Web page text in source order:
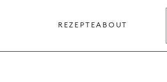
REZEPTEABOUT